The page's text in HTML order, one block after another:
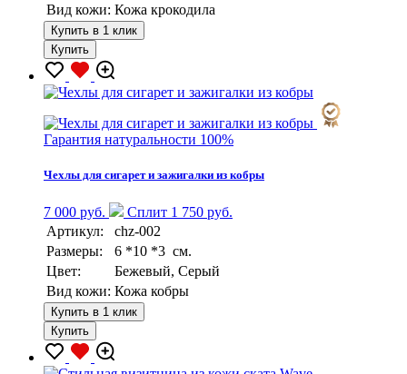
Вид кожи: Кожа крокодила
Купить в 1 клик
Купить
Гарантия натуральности 100%
Чехлы для сигарет и зажигалки из кобры
7 000 руб.
Сплит 1 750 руб.
Артикул:
chz-002
Размеры:
6 *10 *3 см.
Цвет:
Бежевый, Серый
Вид кожи: Кожа кобры
Купить в 1 клик
Купить